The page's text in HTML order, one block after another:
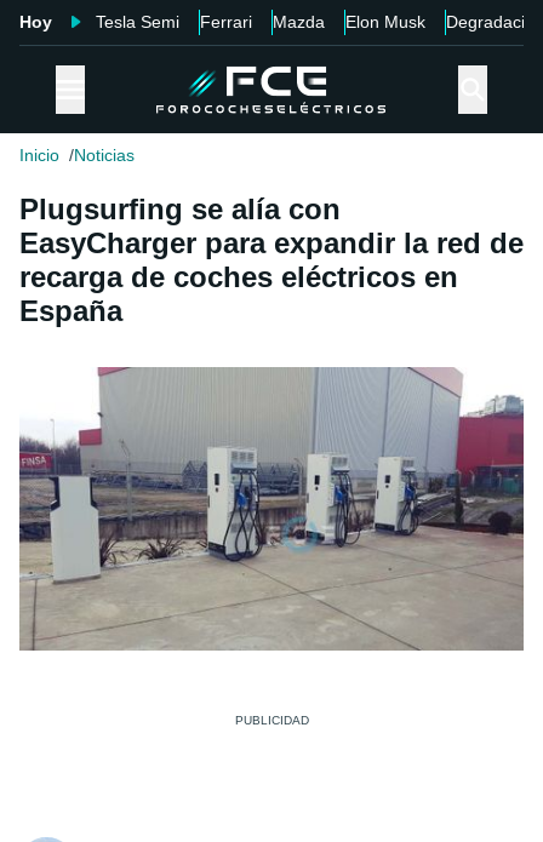
Hoy Tesla Semi Ferrari Mazda Elon Musk Degradación
Inicio Noticias
Plugsurfing se alía con
EasyCharger para expandir la red de
recarga de coches eléctricos en
España